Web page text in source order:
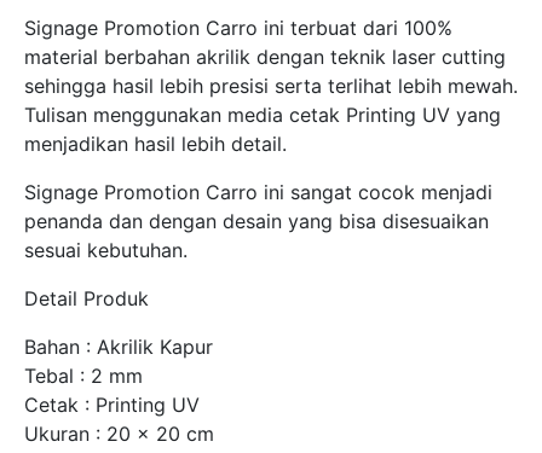
Signage Promotion Carro ini terbuat dari 100%
material berbahan akrilik dengan teknik laser cutting
sehingga hasil lebih presisi serta terlihat lebih mewah.
Tulisan menggunakan media cetak Printing UV yang
menjadikan hasil lebih detail.
Signage Promotion Carro ini sangat cocok menjadi
penanda dan dengan desain yang bisa disesuaikan
sesuai kebutuhan.
Detail Produk
Bahan : Akrilik Kapur
Tebal : 2 mm
Cetak : Printing UV
Ukuran : 20 x 20 cm